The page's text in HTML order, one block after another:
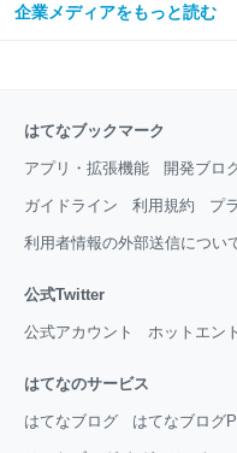
企業メディアをもっと読む
はてなブックマーク
アプリ・拡張機能 開発ブロ
ガイドライン 利用規約 プ
利用者情報の外部送信につい
公式Twitter
公式アカウント ホットエン
はてなのサービス
はてなブログ はてなブログ